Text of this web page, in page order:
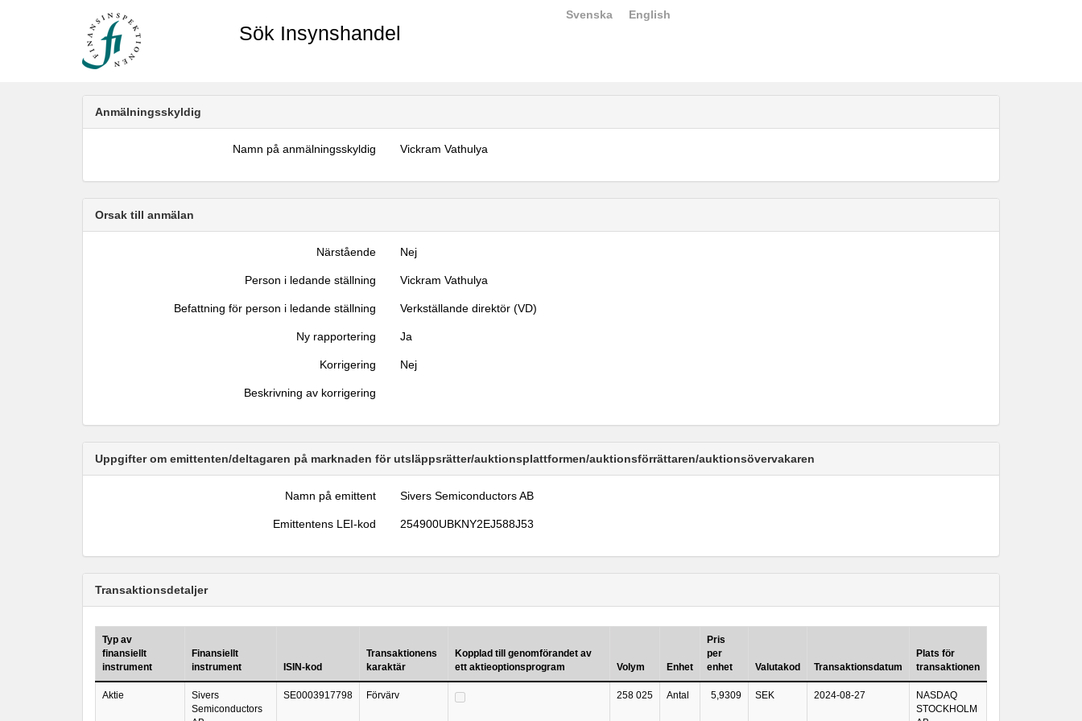
Sök Insynshandel
Svenska English
Anmälningsskyldig
Namn på anmälningsskyldig Vickram Vathulya
Orsak till anmälan
Närstående Nej
Person i ledande ställning Vickram Vathulya
Befattning för person i ledande ställning Verkställande direktör (VD)
Ny rapportering Ja
Korrigering Nej
Beskrivning av korrigering
Uppgifter om emittenten/deltagaren på marknaden för utsläppsrätter/auktionsplattformen/auktionsförrättaren/auktionsövervakaren
Namn på emittent Sivers Semiconductors AB
Emittentens LEI-kod 254900UBKNY2EJ588J53
Transaktionsdetaljer
Typ av
finansiellt
instrument
Finansiellt
instrument
ISIN-kod
Transaktionens
karaktär
Kopplad till genomförandet av
ett aktieoptionsprogram
Volym Enhet
Pris
per
enhet
Valutakod Transaktionsdatum
Plats för
transaktionen
Aktie
Sivers
Semiconductors
SE0003917798 Förvärv 258 025 Antal 5,9309 SEK 2024-08-27
NASDAQ
STOCKHOLM